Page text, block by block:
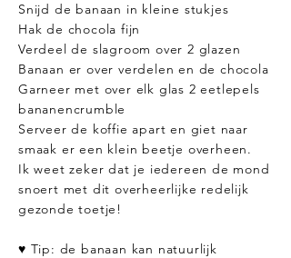
Snijd de banaan in kleine stukjes
Hak de chocola fijn
Verdeel de slagroom over 2 glazen
Banaan er over verdelen en de chocola
Garneer met over elk glas 2 eetlepels
bananencrumble
Serveer de koffie apart en giet naar
smaak er een klein beetje overheen.
Ik weet zeker dat je iedereen de mond
snoert met dit overheerlijke redelijk
gezonde toetje!
♥ Tip: de banaan kan natuurlijk